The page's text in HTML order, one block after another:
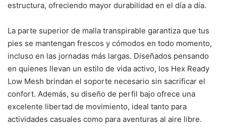
estructura, ofreciendo mayor durabilidad en el día a día.
La parte superior de malla transpirable garantiza que tus
pies se mantengan frescos y cómodos en todo momento,
incluso en las jornadas más largas. Diseñados pensando
en quienes llevan un estilo de vida activo, los Hex Ready
Low Mesh brindan el soporte necesario sin sacrificar el
confort. Además, su diseño de perfil bajo ofrece una
excelente libertad de movimiento, ideal tanto para
actividades casuales como para aventuras al aire libre.